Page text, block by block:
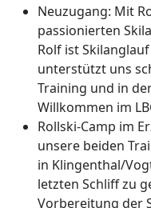
Neuzugang: Mit
passionierten
Rolf ist
unterstützt uns
Training und in
Willkommen im
Rollski-Camp im
unsere beiden
in Klingenthal/
letzten Schliff zu
Vorbereitung der